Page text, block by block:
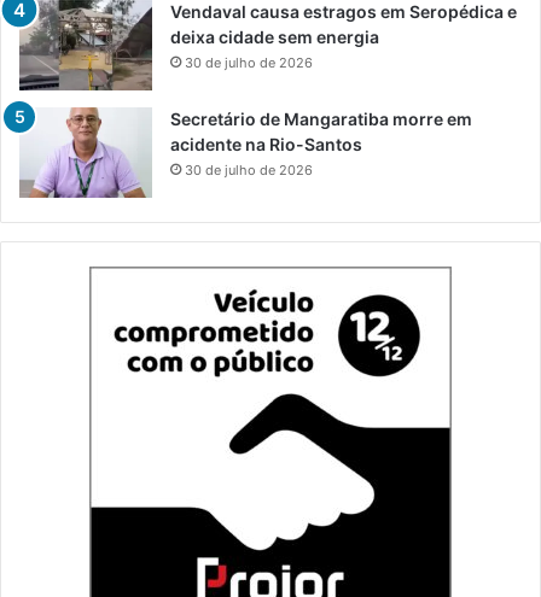
Vendaval causa estragos em Seropédica e
deixa cidade sem energia
30 de julho de 2026
Secretário de Mangaratiba morre em
acidente na Rio-Santos
30 de julho de 2026